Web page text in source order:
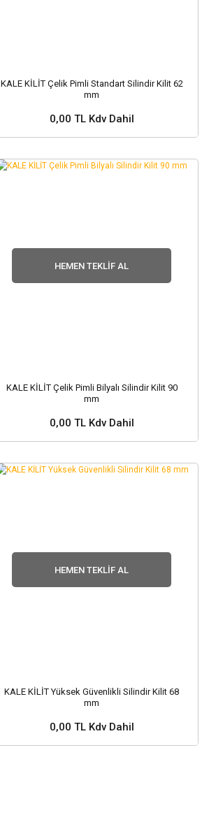
KALE KİLİT Çelik Pimli Standart Silindir Kilit 62
mm
0,00 TL Kdv Dahil
Stok ve Fiyat Sorunuz ?
HEMEN TEKLIF AL
KALE KİLİT Çelik Pimli Bilyalı Silindir Kilit 90
mm
0,00 TL Kdv Dahil
Stok ve Fiyat Sorunuz ?
HEMEN TEKLIF AL
KALE KİLİT Yüksek Güvenlikli Silindir Kilit 68
mm
0,00 TL Kdv Dahil